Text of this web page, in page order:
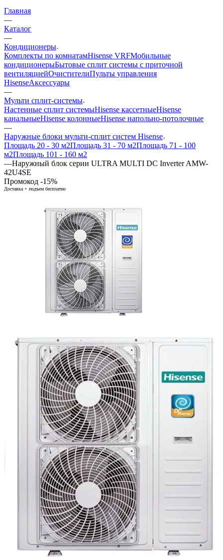
Главная
—
Каталог
—
Кондиционеры
Комплекты по комнатамHisense VRFМобильные
кондиционерыБытовые сплит системы с приточной
вентиляциейОчистителиПульты управления
HisenseАксессуары
—
Мульти сплит-системы
Настенные сплит системыHisense кассетныеHisense
канальныеHisense колонныеHisense напольно-потолочные
—
Наружные блоки мульти-сплит систем Hisense
Площадь 20 - 30 м2Площадь 31 - 70 м2Площадь 71 - 100
м2Площадь 101 - 160 м2
—Наружный блок серии ULTRA MULTI DC Inverter AMW-
42U4SE
Промокод -15%
Доставка + подъем бесплатно